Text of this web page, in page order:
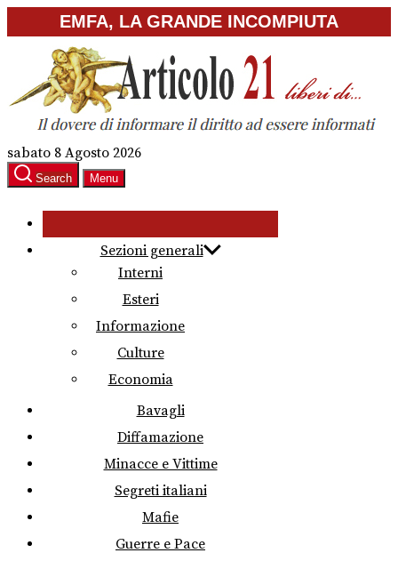
to
content
EMFA, LA GRANDE INCOMPIUTA
sabato 8 Agosto 2026
Search Menu
Sezioni generali
Interni
Esteri
Informazione
Culture
Economia
Bavagli
Diffamazione
Minacce e Vittime
Segreti italiani
Mafie
Guerre e Pace